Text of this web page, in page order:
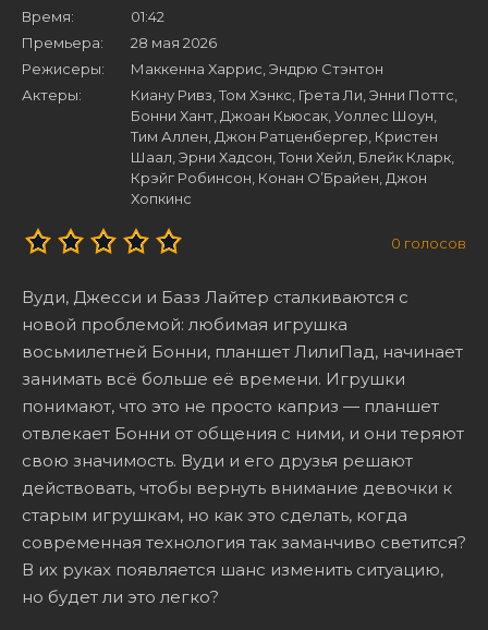
Время:
01:42
Премьера:
28 мая 2026
Режисеры:
Маккенна Харрис, Эндрю Стэнтон
Актеры:
Киану Ривз, Том Хэнкс, Грета Ли, Энни Поттс,
Бонни Хант, Джоан Кьюсак, Уоллес Шоун,
Тим Аллен, Джон Ратценбергер, Кристен
Шаал, Эрни Хадсон, Тони Хейл, Блейк Кларк,
Крэйг Робинсон, Конан О’Брайен, Джон
Хопкинс
0 голосов
Вуди, Джесси и Базз Лайтер сталкиваются с
новой проблемой: любимая игрушка
восьмилетней Бонни, планшет ЛилиПад, начинает
занимать всё больше её времени. Игрушки
понимают, что это не просто каприз — планшет
отвлекает Бонни от общения с ними, и они теряют
свою значимость. Вуди и его друзья решают
действовать, чтобы вернуть внимание девочки к
старым игрушкам, но как это сделать, когда
современная технология так заманчиво светится?
В их руках появляется шанс изменить ситуацию,
но будет ли это легко?